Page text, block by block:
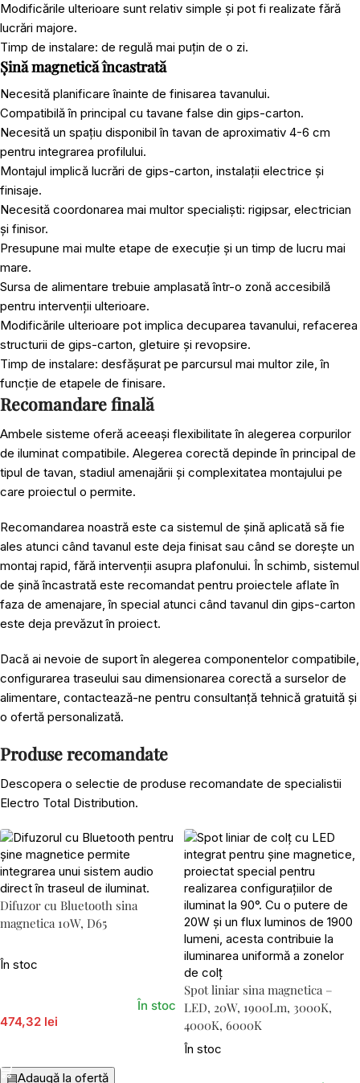
Modificările ulterioare sunt relativ simple și pot fi realizate fără
lucrări majore.
Timp de instalare: de regulă mai puțin de o zi.
Șină magnetică încastrată
Necesită planificare înainte de finisarea tavanului.
Compatibilă în principal cu tavane false din gips-carton.
Necesită un spațiu disponibil în tavan de aproximativ 4-6 cm
pentru integrarea profilului.
Montajul implică lucrări de gips-carton, instalații electrice și
finisaje.
Necesită coordonarea mai multor specialiști: rigipsar, electrician
și finisor.
Presupune mai multe etape de execuție și un timp de lucru mai
mare.
Sursa de alimentare trebuie amplasată într-o zonă accesibilă
pentru intervenții ulterioare.
Modificările ulterioare pot implica decuparea tavanului, refacerea
structurii de gips-carton, gletuire și revopsire.
Timp de instalare: desfășurat pe parcursul mai multor zile, în
funcție de etapele de finisare.
Recomandare finală
Ambele sisteme oferă aceeași flexibilitate în alegerea corpurilor
de iluminat compatibile. Alegerea corectă depinde în principal de
tipul de tavan, stadiul amenajării și complexitatea montajului pe
care proiectul o permite.
Recomandarea noastră este ca sistemul de șină aplicată să fie
ales atunci când tavanul este deja finisat sau când se dorește un
montaj rapid, fără intervenții asupra plafonului. În schimb, sistemul
de șină încastrată este recomandat pentru proiectele aflate în
faza de amenajare, în special atunci când tavanul din gips-carton
este deja prevăzut în proiect.
Dacă ai nevoie de suport în alegerea componentelor compatibile,
configurarea traseului sau dimensionarea corectă a surselor de
alimentare, contactează-ne pentru consultanță tehnică gratuită și
o ofertă personalizată.
Produse recomandate
Descopera o selectie de produse recomandate de specialistii
Electro Total Distribution.
Difuzor cu Bluetooth sina
magnetica 10W, D65
În stoc
474,32 lei
În stoc
▤Adaugă la ofertă
Spot liniar sina magnetica –
LED, 20W, 1900Lm, 3000K,
4000K, 6000K
În stoc